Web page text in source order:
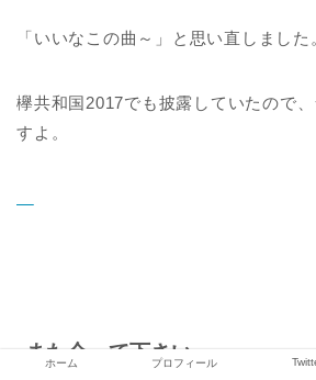
「いいなこの曲～」と思い直しました
欅共和国2017でも披露していたので
すよ。
また会って下さい
ホーム プロフィール